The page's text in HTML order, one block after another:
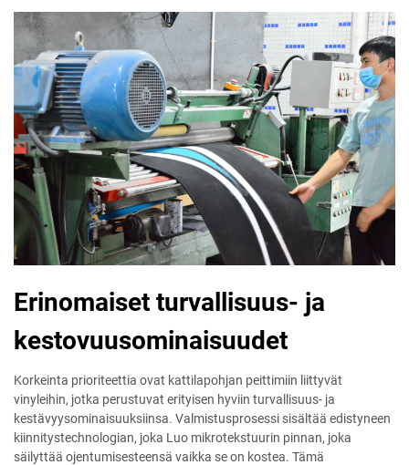
Erinomaiset turvallisuus- ja
kestovuusominaisuudet
Korkeinta prioriteettia ovat kattilapohjan peittimiin liittyvät
vinyleihin, jotka perustuvat erityisen hyviin turvallisuus- ja
kestävyysominaisuuksiinsa. Valmistusprosessi sisältää edistyneen
kiinnitystechnologian, joka Luo mikrotekstuurin pinnan, joka
säilyttää ojentumisesteensä vaikka se on kostea. Tämä